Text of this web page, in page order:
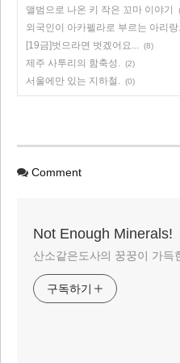
앨범으로 나온 키 작은 꼬마 이야기
외국인이 아카펠라로 부르는 아리랑.
[19금]벗으라면 벗겠어요... (8)
제주 사투리의 함축성. (2)
서울에만 있는 지하철. (0)
Comment
Not Enough Minerals!
산소같은도사의 꿍꿍이 가득
구독하기